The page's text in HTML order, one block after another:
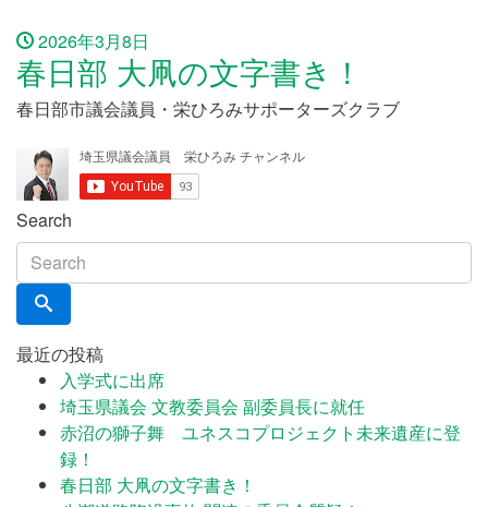
2026年3月8日
春日部 大凧の文字書き！
春日部市議会議員・栄ひろみサポーターズクラブ
Search
最近の投稿
入学式に出席
埼玉県議会 文教委員会 副委員長に就任
赤沼の獅子舞 ユネスコプロジェクト未来遺産に登
録！
春日部 大凧の文字書き！